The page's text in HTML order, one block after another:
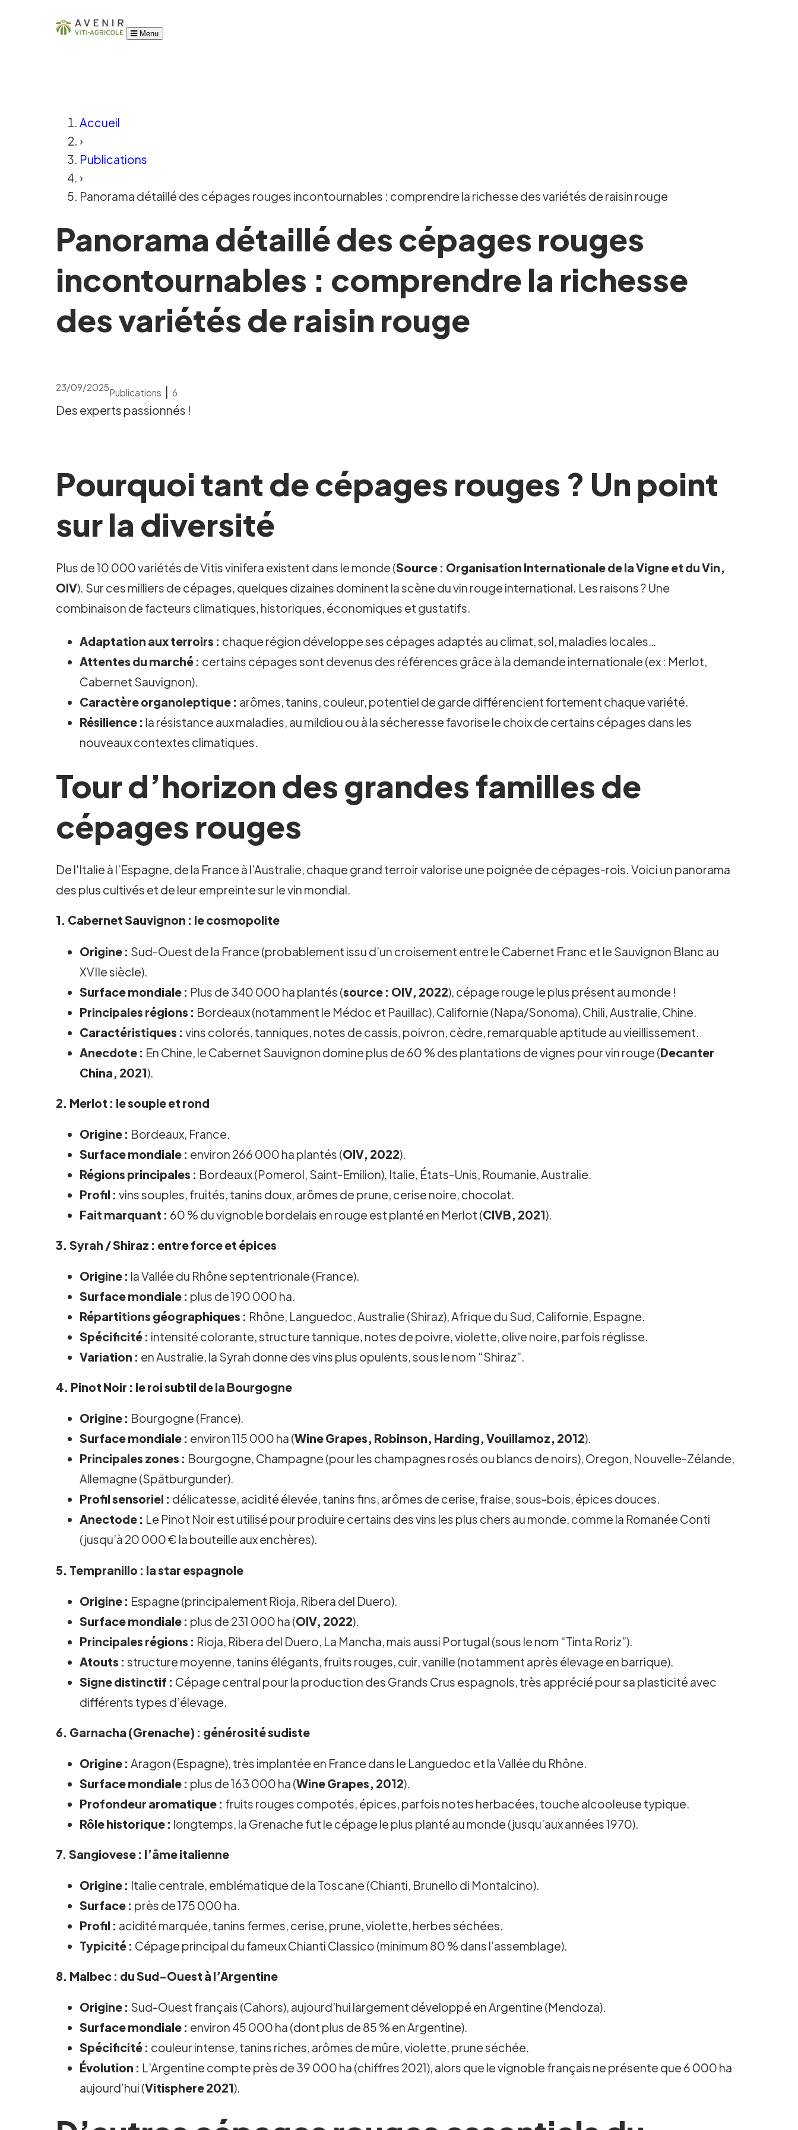
Menu
Accueil
›
Publications
›
Panorama détaillé des cépages rouges incontournables : comprendre la richesse des variétés de raisin rouge
Panorama détaillé des cépages rouges
incontournables : comprendre la richesse
des variétés de raisin rouge
23/09/2025Publications |6
Des experts passionnés !
Pourquoi tant de cépages rouges ? Un point
sur la diversité
Plus de 10 000 variétés de Vitis vinifera existent dans le monde (Source : Organisation Internationale de la Vigne et du Vin,
OIV). Sur ces milliers de cépages, quelques dizaines dominent la scène du vin rouge international. Les raisons ? Une
combinaison de facteurs climatiques, historiques, économiques et gustatifs.
Adaptation aux terroirs : chaque région développe ses cépages adaptés au climat, sol, maladies locales…
Attentes du marché : certains cépages sont devenus des références grâce à la demande internationale (ex : Merlot,
Cabernet Sauvignon).
Caractère organoleptique : arômes, tanins, couleur, potentiel de garde différencient fortement chaque variété.
Résilience : la résistance aux maladies, au mildiou ou à la sécheresse favorise le choix de certains cépages dans les
nouveaux contextes climatiques.
Tour d’horizon des grandes familles de
cépages rouges
De l'Italie à l’Espagne, de la France à l’Australie, chaque grand terroir valorise une poignée de cépages-rois. Voici un panorama
des plus cultivés et de leur empreinte sur le vin mondial.
1. Cabernet Sauvignon : le cosmopolite
Origine : Sud-Ouest de la France (probablement issu d’un croisement entre le Cabernet Franc et le Sauvignon Blanc au
XVIIe siècle).
Surface mondiale : Plus de 340 000 ha plantés (source : OIV, 2022), cépage rouge le plus présent au monde !
Principales régions : Bordeaux (notamment le Médoc et Pauillac), Californie (Napa/Sonoma), Chili, Australie, Chine.
Caractéristiques : vins colorés, tanniques, notes de cassis, poivron, cèdre, remarquable aptitude au vieillissement.
Anecdote : En Chine, le Cabernet Sauvignon domine plus de 60 % des plantations de vignes pour vin rouge (Decanter
China, 2021).
2. Merlot : le souple et rond
Origine : Bordeaux, France.
Surface mondiale : environ 266 000 ha plantés (OIV, 2022).
Régions principales : Bordeaux (Pomerol, Saint-Emilion), Italie, États-Unis, Roumanie, Australie.
Profil : vins souples, fruités, tanins doux, arômes de prune, cerise noire, chocolat.
Fait marquant : 60 % du vignoble bordelais en rouge est planté en Merlot (CIVB, 2021).
3.Syrah / Shiraz : entre force et épices
Origine : la Vallée du Rhône septentrionale (France).
Surface mondiale : plus de 190 000 ha.
Répartitions géographiques : Rhône, Languedoc, Australie (Shiraz), Afrique du Sud, Californie, Espagne.
Spécificité : intensité colorante, structure tannique, notes de poivre, violette, olive noire, parfois réglisse.
Variation : en Australie, la Syrah donne des vins plus opulents, sous le nom “Shiraz”.
4. Pinot Noir : le roi subtil de la Bourgogne
Origine : Bourgogne (France).
Surface mondiale : environ 115 000 ha (Wine Grapes, Robinson, Harding, Vouillamoz, 2012).
Principales zones : Bourgogne, Champagne (pour les champagnes rosés ou blancs de noirs), Oregon, Nouvelle-Zélande,
Allemagne (Spätburgunder).
Profil sensoriel : délicatesse, acidité élevée, tanins fins, arômes de cerise, fraise, sous-bois, épices douces.
Anectode : Le Pinot Noir est utilisé pour produire certains des vins les plus chers au monde, comme la Romanée Conti
(jusqu’à 20 000 € la bouteille aux enchères).
5. Tempranillo : la star espagnole
Origine : Espagne (principalement Rioja, Ribera del Duero).
Surface mondiale : plus de 231 000 ha (OIV, 2022).
Principales régions : Rioja, Ribera del Duero, La Mancha, mais aussi Portugal (sous le nom “Tinta Roriz”).
Atouts : structure moyenne, tanins élégants, fruits rouges, cuir, vanille (notamment après élevage en barrique).
Signe distinctif : Cépage central pour la production des Grands Crus espagnols, très apprécié pour sa plasticité avec
différents types d’élevage.
6. Garnacha (Grenache) : générosité sudiste
Origine : Aragon (Espagne), très implantée en France dans le Languedoc et la Vallée du Rhône.
Surface mondiale : plus de 163 000 ha (Wine Grapes, 2012).
Profondeur aromatique : fruits rouges compotés, épices, parfois notes herbacées, touche alcooleuse typique.
Rôle historique : longtemps, la Grenache fut le cépage le plus planté au monde (jusqu’aux années 1970).
7.Sangiovese : l’âme italienne
Origine : Italie centrale, emblématique de la Toscane (Chianti, Brunello di Montalcino).
Surface : près de 175 000 ha.
Profil : acidité marquée, tanins fermes, cerise, prune, violette, herbes séchées.
Typicité : Cépage principal du fameux Chianti Classico (minimum 80 % dans l’assemblage).
8. Malbec : du Sud-Ouest à l’Argentine
Origine : Sud-Ouest français (Cahors), aujourd’hui largement développé en Argentine (Mendoza).
Surface mondiale : environ 45 000 ha (dont plus de 85 % en Argentine).
Spécificité : couleur intense, tanins riches, arômes de mûre, violette, prune séchée.
Évolution : L’Argentine compte près de 39 000 ha (chiffres 2021), alors que le vignoble français ne présente que 6 000 ha
aujourd’hui (Vitisphere 2021).